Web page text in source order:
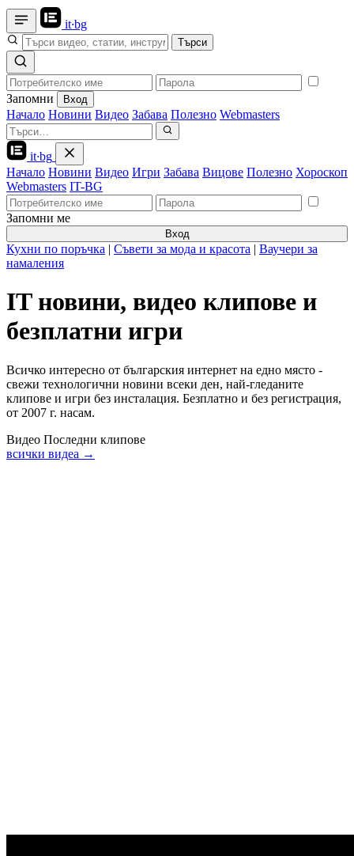
it·bg
Търси
Запомни Вход
Начало Новини Видео Забава Полезно Webmasters
it·bg
Начало Новини Видео Игри Забава Вицове Полезно Хороскоп
Webmasters IT-BG
Запомни ме
Вход
Кухни по поръчка | Съвети за мода и красота | Ваучери за
намаления
IT новини, видео клипове и
безплатни игри
Всичко интересно от българския интернет на едно място -
свежи технологични новини всеки ден, най-гледаните
клипове и игри без инсталация. Безплатно и без регистрация,
от 2007 г. насам.
Видео Последни клипове
всички видеа →